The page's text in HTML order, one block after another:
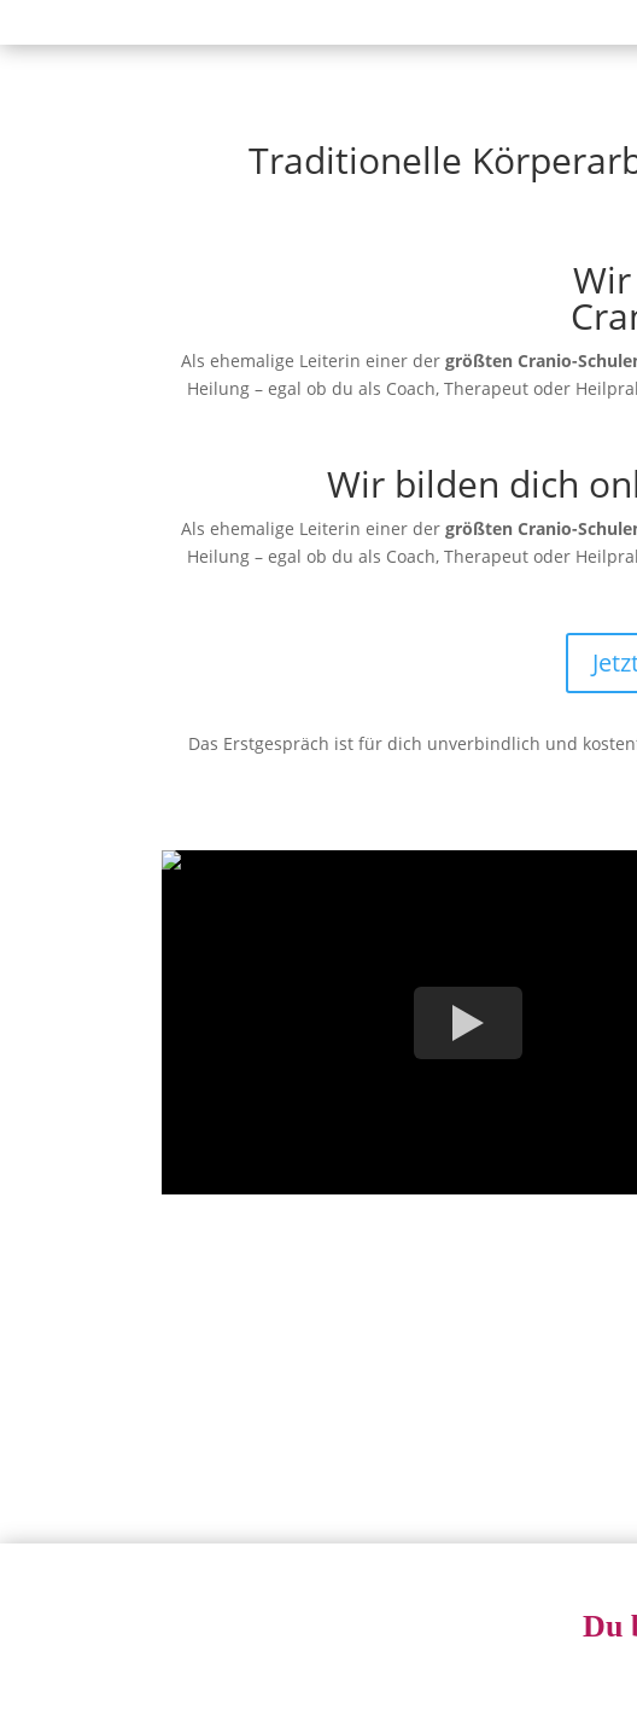
Traditionelle
Als ehemalige Leiterin einer der größten Cranio-
Heilung – egal ob du als Coach, Therapeut oder
Wir bilden dich
Als ehemalige Leiterin einer der größten Cranio-
Heilung – egal ob du als Coach, Therapeut oder
Das Erstgespräch ist für dich unverbindlich und
Du